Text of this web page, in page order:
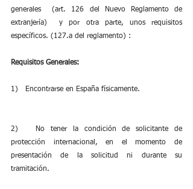
generales  (art. 126 del Nuevo Reglamento de
extranjería)  y por otra parte, unos requisitos
específicos. (127.a del reglamento) :
Requisitos Generales:
1)   Encontrarse en España físicamente.
2)   No tener la condición de solicitante de
protección internacional, en el momento de
presentación de la solicitud ni durante su
tramitación.